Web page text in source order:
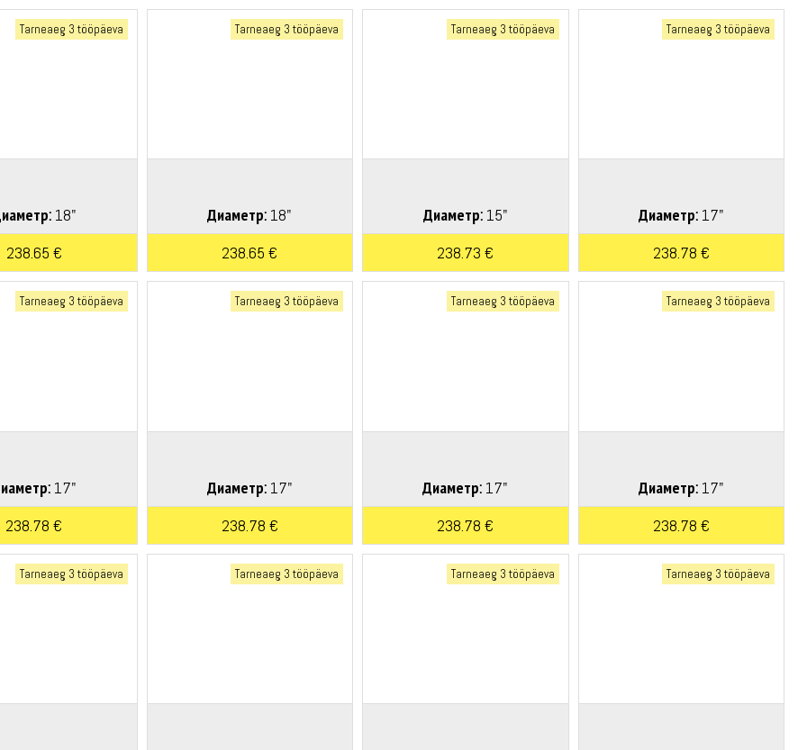
Tarneaeg 3 tööpäeva
18"
238.65 €
Tarneaeg 3 tööpäeva
Диаметр: 18"
238.65 €
Tarneaeg 3 tööpäeva
Диаметр:15"
238.73 €
Tarneaeg 3 tööpäeva
Диаметр:17"
238.78 €
Tarneaeg 3 tööpäeva
17"
238.78 €
Tarneaeg 3 tööpäeva
Диаметр:17"
238.78 €
Tarneaeg 3 tööpäeva
Диаметр: 17"
238.78 €
Tarneaeg 3 tööpäeva
Диаметр:17"
238.78 €
Tarneaeg 3 tööpäeva Tarneaeg 3 tööpäeva Tarneaeg 3 tööpäeva Tarneaeg 3 tööpäeva